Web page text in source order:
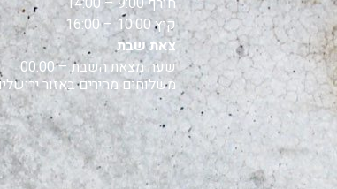
קיץ 10:00 – 16:00
צאת שבת
שעה מצאת השבת – 00:00
משלוחים מהירים באזור